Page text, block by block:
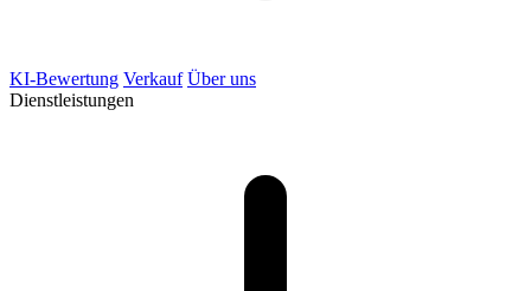
KI-Bewertung Verkauf Über uns
Dienstleistungen